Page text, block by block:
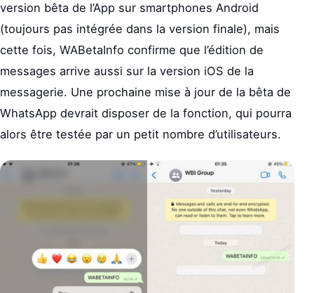
version bêta de l’App sur smartphones Android
(toujours pas intégrée dans la version finale), mais
cette fois, WABetaInfo confirme que l’édition de
messages arrive aussi sur la version iOS de la
messagerie. Une prochaine mise à jour de la bêta de
WhatsApp devrait disposer de la fonction, qui pourra
alors être testée par un petit nombre d’utilisateurs.